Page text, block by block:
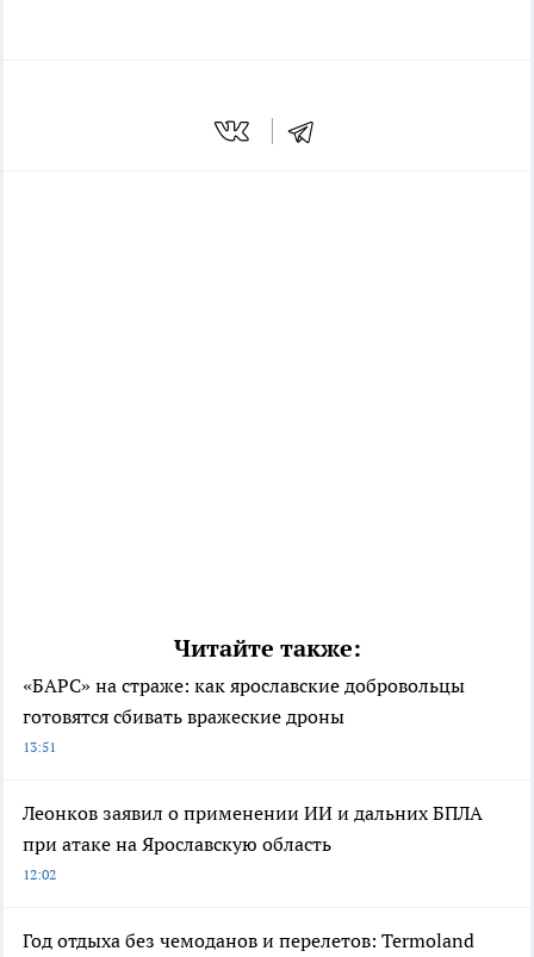
Читайте также:
«БАРС» на страже: как ярославские добровольцы
готовятся сбивать вражеские дроны
13:51
Леонков заявил о применении ИИ и дальних БПЛА
при атаке на Ярославскую область
12:02
Год отдыха без чемоданов и перелетов: Termoland